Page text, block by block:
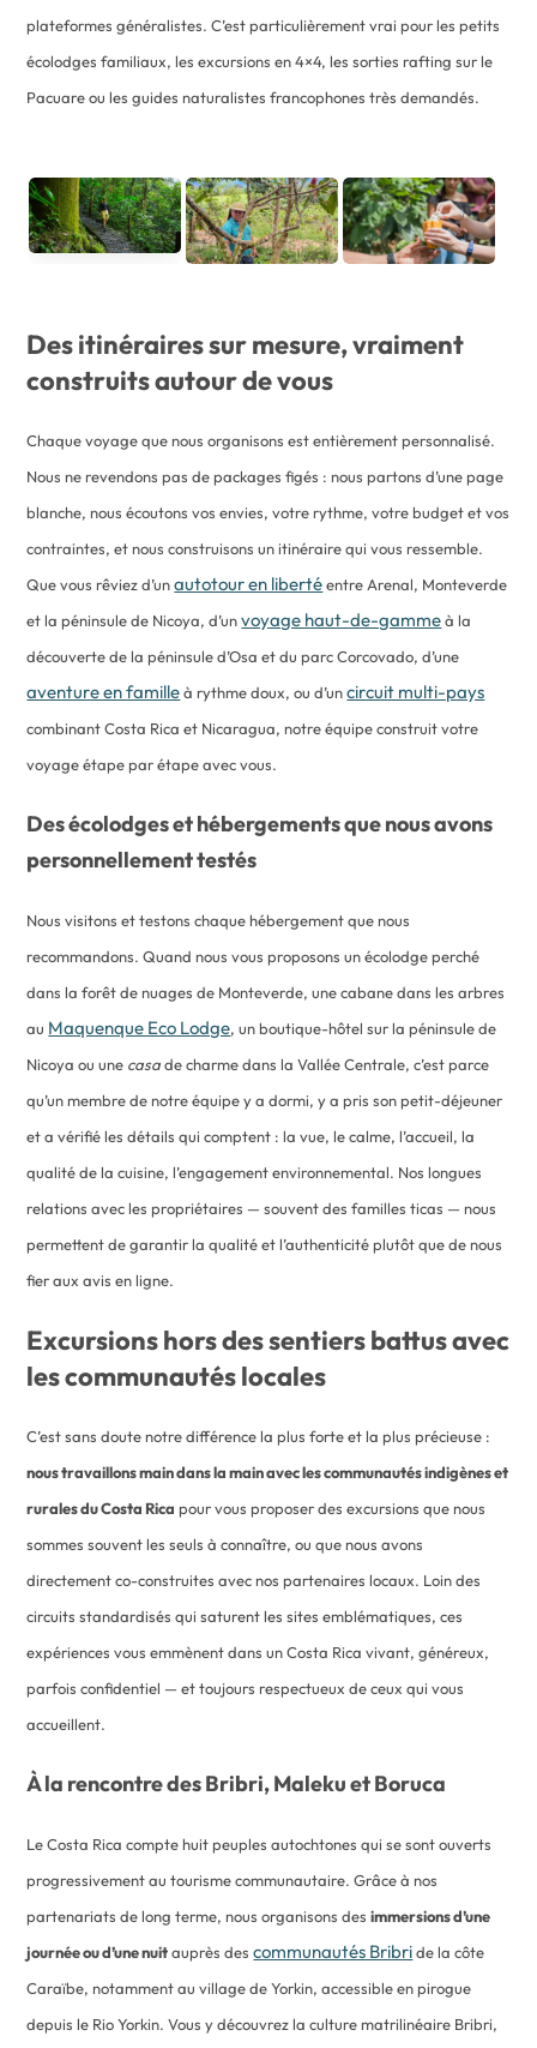
plateformes généralistes. C’est particulièrement vrai pour les petits
écolodges familiaux, les excursions en 4×4, les sorties rafting sur le
Pacuare ou les guides naturalistes francophones très demandés.
Des itinéraires sur mesure, vraiment
construits autour de vous
Chaque voyage que nous organisons est entièrement personnalisé.
Nous ne revendons pas de packages figés : nous partons d’une page
blanche, nous écoutons vos envies, votre rythme, votre budget et vos
contraintes, et nous construisons un itinéraire qui vous ressemble.
Que vous rêviez d’unautotour en libertéentre Arenal, Monteverde
et la péninsule de Nicoya, d’unvoyage haut-de-gammeà la
découverte de la péninsule d’Osa et du parc Corcovado, d’une
aventure en familleà rythme doux, ou d’uncircuit multi-pays
combinant Costa Rica et Nicaragua, notre équipe construit votre
voyage étape par étape avec vous.
Des écolodges et hébergements que nous avons
personnellement testés
Nous visitons et testons chaque hébergement que nous
recommandons. Quand nous vous proposons un écolodge perché
dans la forêt de nuages de Monteverde, une cabane dans les arbres
au Maquenque Eco Lodge, un boutique-hôtel sur la péninsule de
Nicoya ou une casade charme dans la Vallée Centrale, c’est parce
qu’un membre de notre équipe y a dormi, y a pris son petit-déjeuner
et a vérifié les détails qui comptent : la vue, le calme, l’accueil, la
qualité de la cuisine, l’engagement environnemental. Nos longues
relations avec les propriétaires — souvent des familles ticas — nous
permettent de garantir la qualité et l’authenticité plutôt que de nous
fier aux avis en ligne.
Excursions hors des sentiers battus avec
les communautés locales
C’est sans doute notre différence la plus forte et la plus précieuse :
nous travaillons main dans la main avec les communautés indigènes et
rurales du Costa Rica pour vous proposer des excursions que nous
sommes souvent les seuls à connaître, ou que nous avons
directement co-construites avec nos partenaires locaux. Loin des
circuits standardisés qui saturent les sites emblématiques, ces
expériences vous emmènent dans un Costa Rica vivant, généreux,
parfois confidentiel — et toujours respectueux de ceux qui vous
accueillent.
À la rencontre des Bribri, Maleku et Boruca
Le Costa Rica compte huit peuples autochtones qui se sont ouverts
progressivement au tourisme communautaire. Grâce à nos
partenariats de long terme, nous organisons desimmersions d’une
journée ou d’une nuitauprès descommunautés Bribride la côte
Caraïbe, notamment au village de Yorkin, accessible en pirogue
depuis le Rio Yorkin. Vous y découvrez la culture matrilinéaire Bribri,